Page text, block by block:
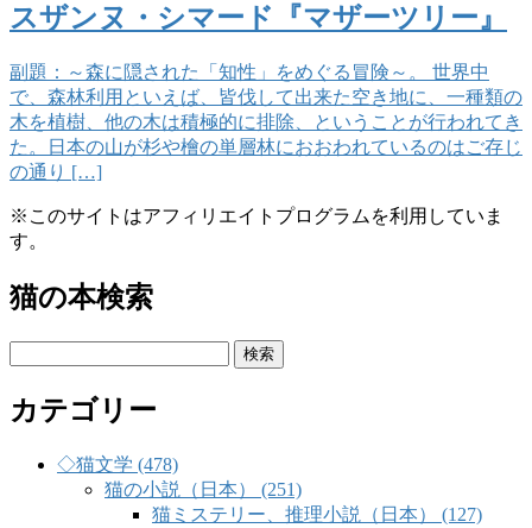
スザンヌ・シマード『マザーツリー』
副題：～森に隠された「知性」をめぐる冒険～。 世界中
で、森林利用といえば、皆伐して出来た空き地に、一種類の
木を植樹、他の木は積極的に排除、ということが行われてき
た。日本の山が杉や檜の単層林におおわれているのはご存じ
の通り […]
※このサイトはアフィリエイトプログラムを利用していま
す。
猫の本検索
カテゴリー
◇猫文学 (478)
猫の小説（日本） (251)
猫ミステリー、推理小説（日本） (127)